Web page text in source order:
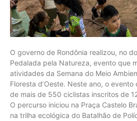
O governo de Rondônia realizou, no
Pedalada pela Natureza, evento que
atividades da Semana do Meio
Floresta d’Oeste. Neste ano, o
de mais de 550 ciclistas inscritos de
O percurso iniciou na Praça Castelo
na trilha ecológica do Batalhão de